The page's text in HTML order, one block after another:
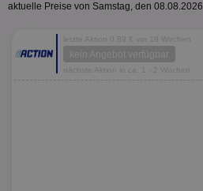
aktuelle Preise von Samstag, den 08.08.2026
letzte Aktion 0,89 € vor 19 Wochen
kein Angebot verfügbar
nächste Aktion in ca. 1 - 2 Wochen